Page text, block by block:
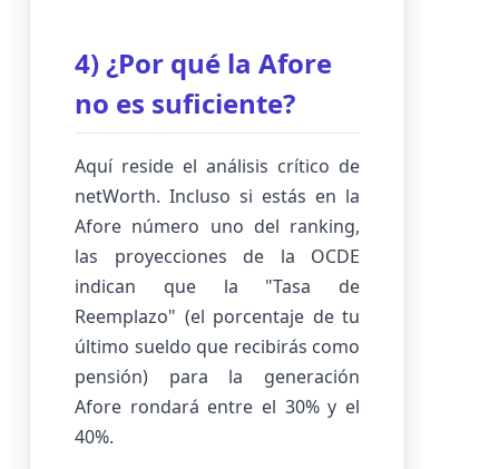
4) ¿Por qué la Afore
no es suficiente?
Aquí reside el análisis crítico de
netWorth. Incluso si estás en la
Afore número uno del ranking,
las proyecciones de la OCDE
indican que la "Tasa de
Reemplazo" (el porcentaje de tu
último sueldo que recibirás como
pensión) para la generación
Afore rondará entre el 30% y el
40%.